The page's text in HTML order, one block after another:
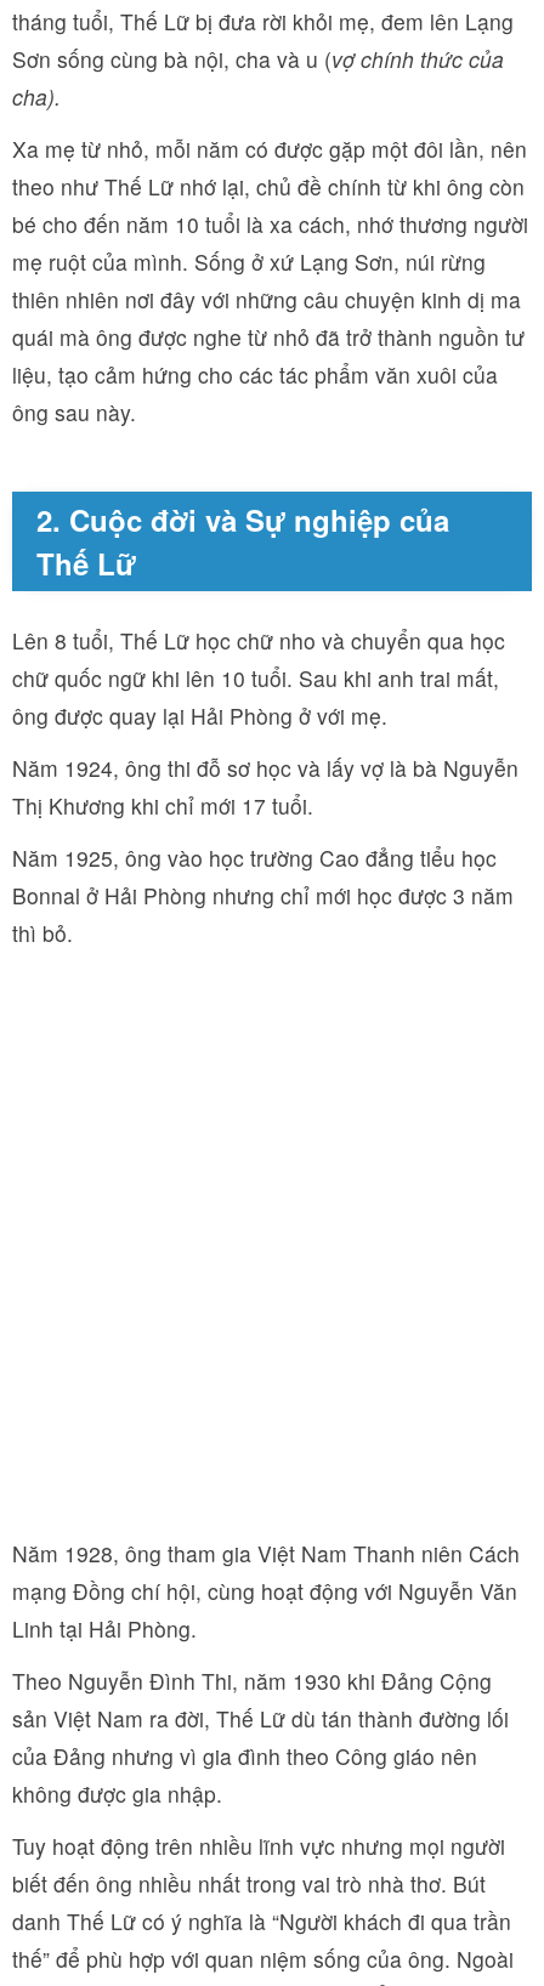
tháng tuổi, Thế Lữ bị đưa rời khỏi mẹ, đem lên Lạng
Sơn sống cùng bà nội, cha và u (vợ chính thức của
cha).
Xa mẹ từ nhỏ, mỗi năm có được gặp một đôi lần, nên
theo như Thế Lữ nhớ lại, chủ đề chính từ khi ông còn
bé cho đến năm 10 tuổi là xa cách, nhớ thương người
mẹ ruột của mình. Sống ở xứ Lạng Sơn, núi rừng
thiên nhiên nơi đây với những câu chuyện kinh dị ma
quái mà ông được nghe từ nhỏ đã trở thành nguồn tư
liệu, tạo cảm hứng cho các tác phẩm văn xuôi của
ông sau này.
2. Cuộc đời và Sự nghiệp của
Thế Lữ
Lên 8 tuổi, Thế Lữ học chữ nho và chuyển qua học
chữ quốc ngữ khi lên 10 tuổi. Sau khi anh trai mất,
ông được quay lại Hải Phòng ở với mẹ.
Năm 1924, ông thi đỗ sơ học và lấy vợ là bà Nguyễn
Thị Khương khi chỉ mới 17 tuổi.
Năm 1925, ông vào học trường Cao đẳng tiểu học
Bonnal ở Hải Phòng nhưng chỉ mới học được 3 năm
thì bỏ.
Năm 1928, ông tham gia Việt Nam Thanh niên Cách
mạng Đồng chí hội, cùng hoạt động với Nguyễn Văn
Linh tại Hải Phòng.
Theo Nguyễn Đình Thi, năm 1930 khi Đảng Cộng
sản Việt Nam ra đời, Thế Lữ dù tán thành đường lối
của Đảng nhưng vì gia đình theo Công giáo nên
không được gia nhập.
Tuy hoạt động trên nhiều lĩnh vực nhưng mọi người
biết đến ông nhiều nhất trong vai trò nhà thơ. Bút
danh Thế Lữ có ý nghĩa là “Người khách đi qua trần
thế” để phù hợp với quan niệm sống của ông. Ngoài